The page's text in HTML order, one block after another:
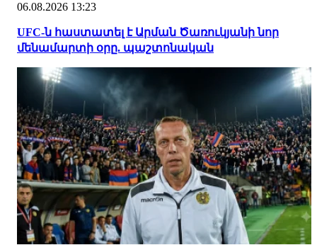
06.08.2026 13:23
UFC-ն հաստատել է Արման Ծառուկյանի նոր
մենամարտի օրը. պաշտոնական